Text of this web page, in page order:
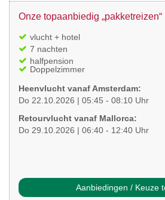
Onze topaanbiedig „pakketreizen“
vlucht + hotel
7 nachten
halfpension
Doppelzimmer
Heenvlucht vanaf Amsterdam:
Do 22.10.2026 | 05:45 - 08:10 Uhr
Retourvlucht vanaf Mallorca:
Do 29.10.2026 | 06:40 - 12:40 Uhr
Aanbiedingen / Keuze